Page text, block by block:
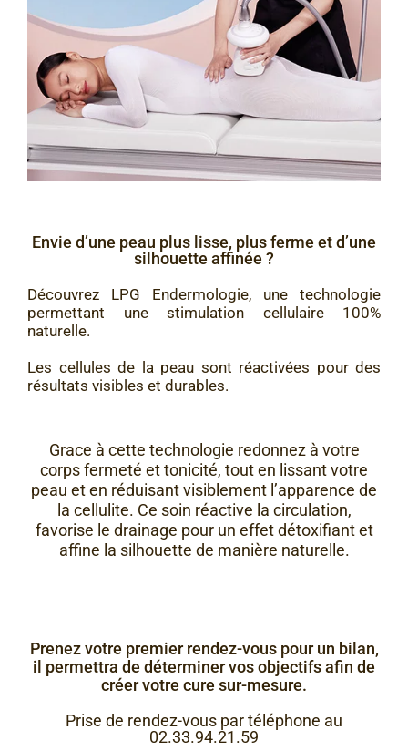
Envie d’une peau plus lisse, plus ferme et d’une
silhouette affinée ?
Découvrez LPG Endermologie, une technologie
permettant une stimulation cellulaire 100%
naturelle.
Les cellules de la peau sont réactivées pour des
résultats visibles et durables.
Grace à cette technologie redonnez à votre
corps fermeté et tonicité, tout en lissant votre
peau et en réduisant visiblement l’apparence de
la cellulite. Ce soin réactive la circulation,
favorise le drainage pour un effet détoxifiant et
affine la silhouette de manière naturelle.
Prenez votre premier rendez-vous pour un bilan,
il permettra de déterminer vos objectifs afin de
créer votre cure sur-mesure.
Prise de rendez-vous par téléphone au
02.33.94.21.59